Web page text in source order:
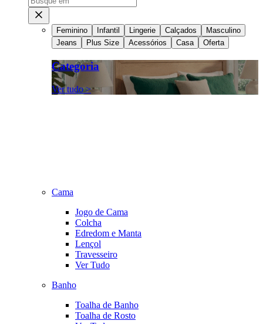
Feminino Infantil Lingerie Calçados
Masculino
Jeans
Plus Size Acessórios Casa Oferta
Categoria
Ver tudo >
Cama
Jogo de Cama
Colcha
Edredom e Manta
Lençol
Travesseiro
Ver Tudo
Banho
Toalha de Banho
Toalha de Rosto